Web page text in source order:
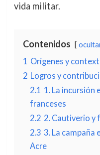
vida militar.
Contenidos
1 Orígenes y
2 Logros y
2.1 1. La incursión
franceses
2.2 2. Cautiverio y
2.3 3. La campaña
Acre